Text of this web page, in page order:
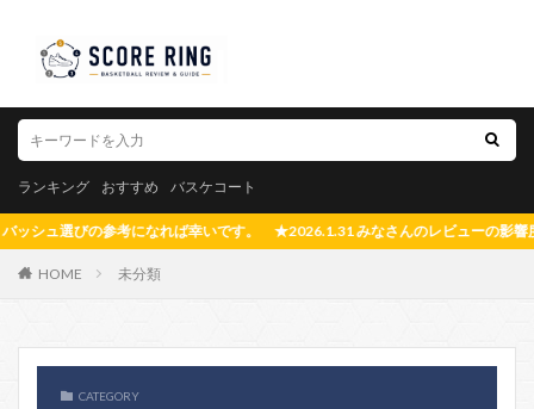
ランキング おすすめ バスケコート
ュ選びの参考になれば幸いです。 ★2026.1.31 みなさんのレビューの影響度を
HOME 未分類
CATEGORY